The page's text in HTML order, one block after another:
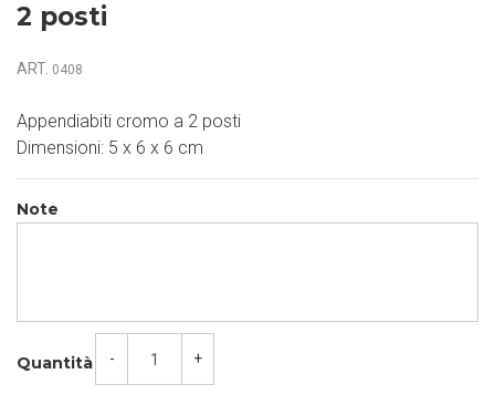
2 posti
ART. 0408
Appendiabiti cromo a 2 posti
Dimensioni: 5 x 6 x 6 cm
Note
Quantità - +